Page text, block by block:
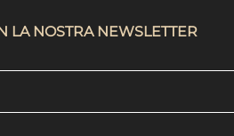
LA NOSTRA NEWSLETTER